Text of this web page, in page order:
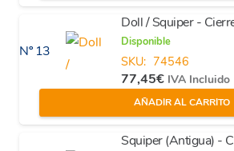
Nº 13
Doll / Squiper -
Disponible
SKU: 74546
77,45€ IVA Incluido
AÑADIR AL CARRITO
Squiper (Antigua) -